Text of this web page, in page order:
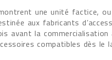
une unité factice,
aux fabricants
avant la
compatibles dès le